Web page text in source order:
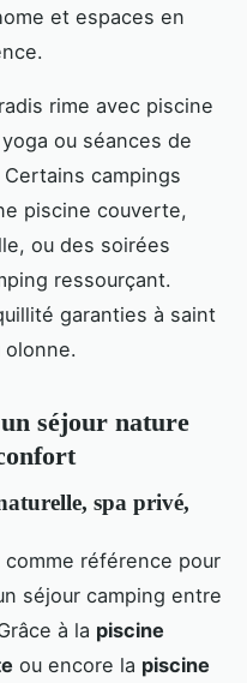
et espaces en
rime avec piscine
ou séances de
campings
piscine couverte,
ou des soirées
ressourçant.
garanties à saint
séjour nature
spa privé,
comme référence pour
séjour camping entre
à la piscine
ou encore la piscine